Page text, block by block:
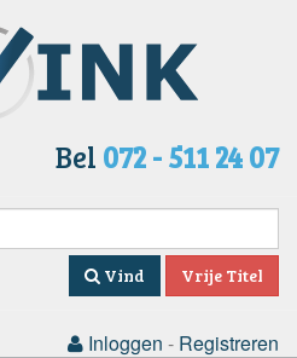
Bel 072 - 511 24 07
Vind Vrije Titel
Inloggen - Registreren